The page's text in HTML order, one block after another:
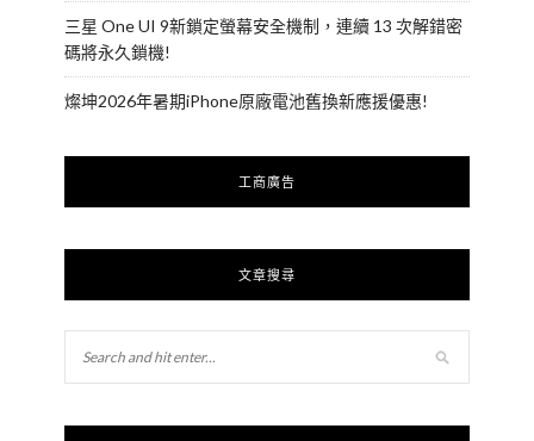
三星 One UI 9新鎖定螢幕安全機制，連續 13 次解錯密
碼將永久鎖機!
燦坤2026年暑期iPhone原廠電池舊換新應援優惠!
工商廣告
文章搜尋